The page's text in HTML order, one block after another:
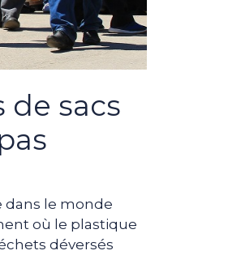
de sacs
dans le monde
où le plastique
déversés